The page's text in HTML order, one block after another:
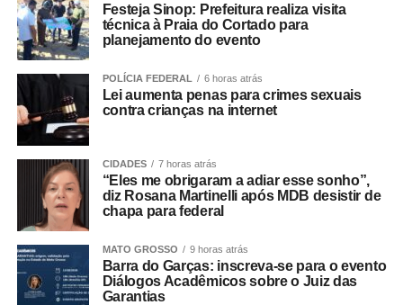
Festeja Sinop: Prefeitura realiza visita
técnica à Praia do Cortado para
planejamento do evento
POLÍCIA FEDERAL 6 horas atrás
Lei aumenta penas para crimes sexuais
contra crianças na internet
CIDADES 7 horas atrás
“Eles me obrigaram a adiar esse sonho”,
diz Rosana Martinelli após MDB desistir de
chapa para federal
MATO GROSSO 9 horas atrás
Barra do Garças: inscreva-se para o evento
Diálogos Acadêmicos sobre o Juiz das
Garantias